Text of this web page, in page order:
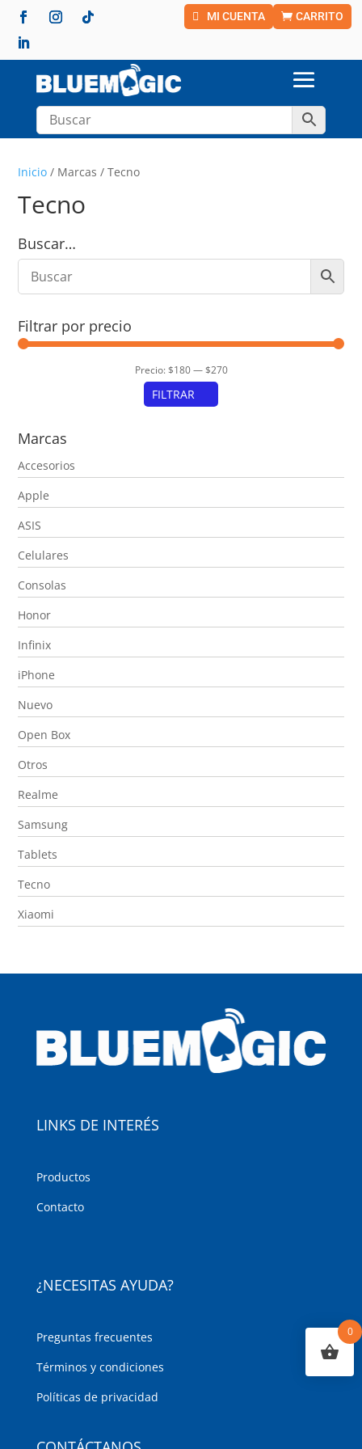
MI CUENTA CARRITO
Inicio / Marcas / Tecno
Tecno
Buscar…
Filtrar por precio
FILTRAR
Precio:$180—$270
Marcas
Accesorios
Apple
ASIS
Celulares
Consolas
Honor
Infinix
iPhone
Nuevo
Open Box
Otros
Realme
Samsung
Tablets
Tecno
Xiaomi
LINKS DE INTERÉS
Productos
Contacto
¿NECESITAS AYUDA?
Preguntas frecuentes
Términos y condiciones
Políticas de privacidad
0